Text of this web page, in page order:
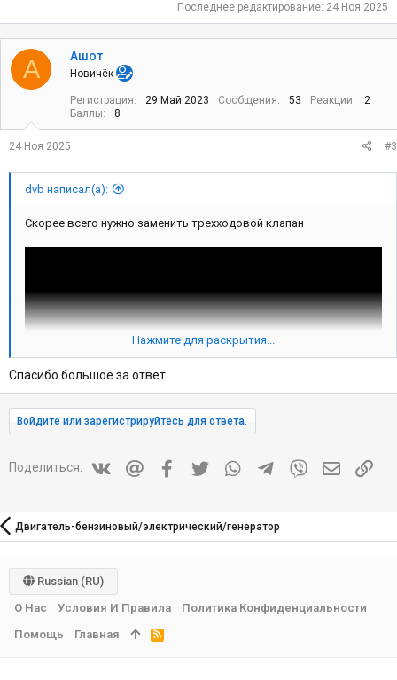
Последнее редактирование: 24 Ноя 2025
А Ашот
Новичёк
Регистрация 29 Май 2023 Сообщения 53 Реакции
2
Баллы
8
24 Ноя 2025 #3
dvb написал(а):
Скорее всего нужно заменить трехходовой клапан
Нажмите для раскрытия...
Спасибо большое за ответ
Войдите или зарегистрируйтесь для ответа.
Поделиться: Vkontakte
Mail.ru Facebook
TwitterWhatsAppTelegram
Viber
Двигатель-бензиновый/электрический/генератор
Russian (RU)
О Нас
Условия И Правила
Политика Конфиденциальности
Помощь
Главная
R